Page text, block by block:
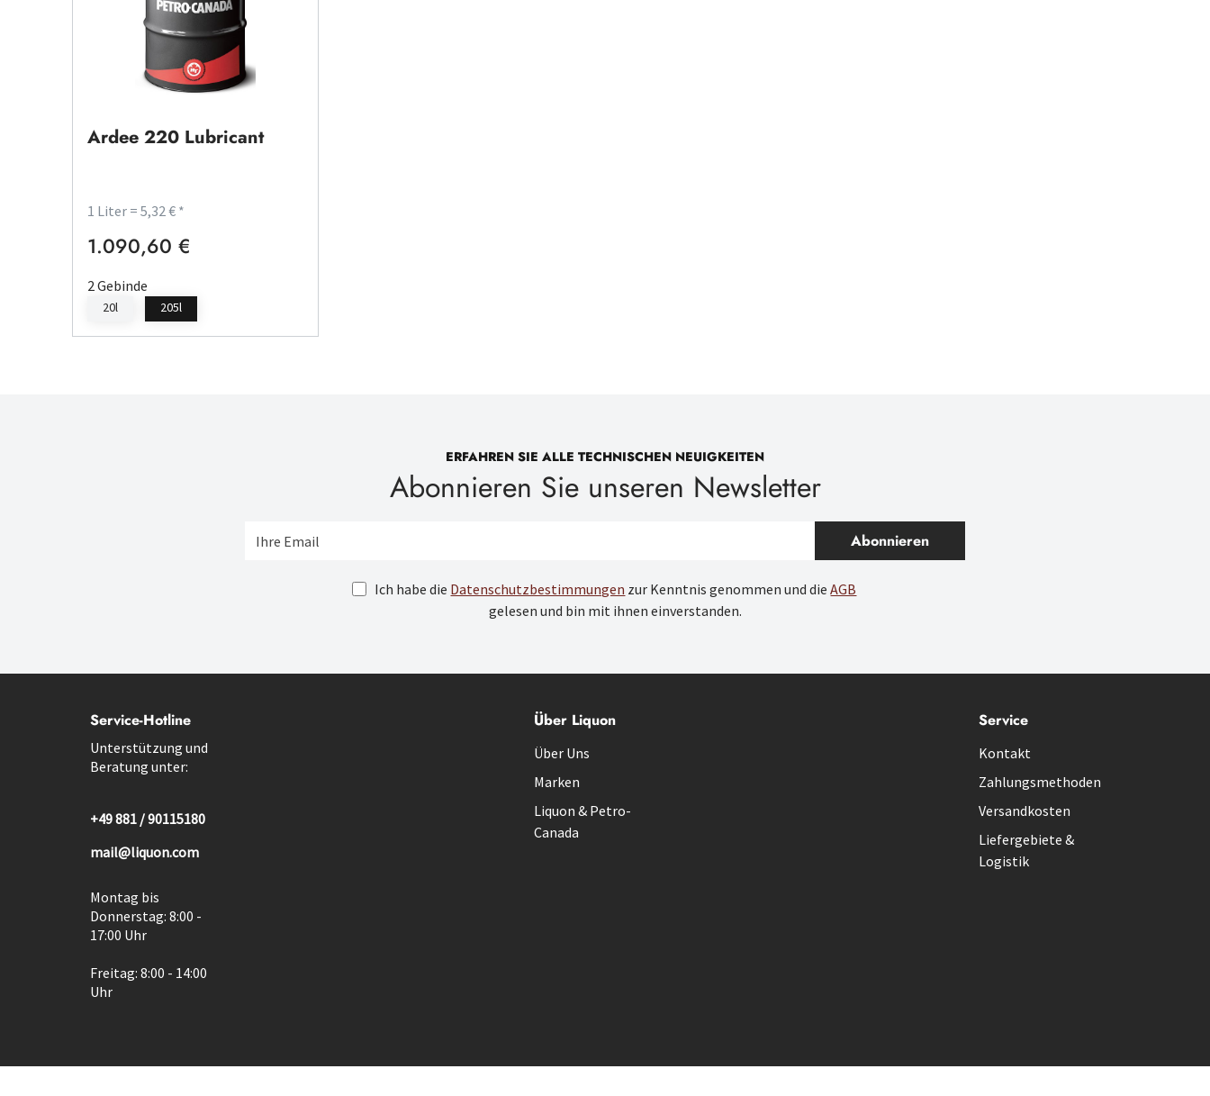
Ardee 220 Lubricant
1 Liter = 5,32 € *
Regulärer Preis:
1.090,60 €
2 Gebinde
20l 205l
ERFAHREN SIE ALLE TECHNISCHEN NEUIGKEITEN
Abonnieren Sie unseren Newsletter
Abonnieren
Ich habe die Datenschutzbestimmungen zur Kenntnis genommen und dieAGB
gelesen und bin mit ihnen einverstanden.
Service-Hotline
Unterstützung und
Beratung unter:
+49 881 / 90115180
mail@liquon.com
Montag bis
Donnerstag: 8:00 -
17:00 Uhr
Freitag: 8:00 - 14:00
Uhr
Über Liquon
Über Uns
Marken
Liquon & Petro-
Canada
Service
Kontakt
Zahlungsmethoden
Versandkosten
Liefergebiete &
Logistik